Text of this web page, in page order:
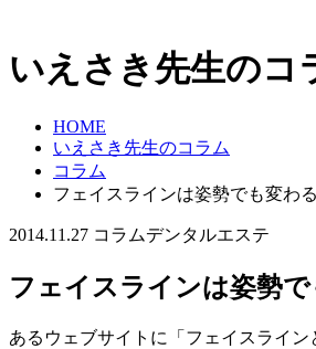
いえさき先生のコ
HOME
いえさき先生のコラム
コラム
フェイスラインは姿勢でも変わる
2014.11.27 コラムデンタルエステ
フェイスラインは姿勢で
あるウェブサイトに「フェイスライ